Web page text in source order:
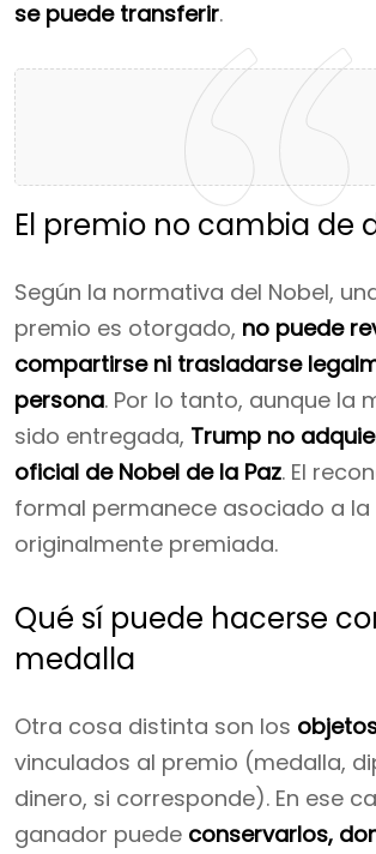
se puede transferir.
El premio no cambia de
Según la normativa del Nobel,
premio es otorgado, no puede
compartirse ni trasladarse
persona. Por lo tanto, aunque la
sido entregada, Trump no
oficial de Nobel de la Paz. El
formal permanece asociado a la
originalmente premiada.
Qué sí puede hacerse
medalla
Otra cosa distinta son los
vinculados al premio (medalla,
dinero, si corresponde). En ese
ganador puede conservarlos,